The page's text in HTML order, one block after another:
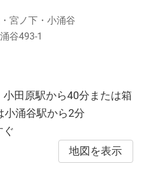
宮ノ下・小涌谷
谷493-1
田原駅から40分または箱
小涌谷駅から2分
地図を表示